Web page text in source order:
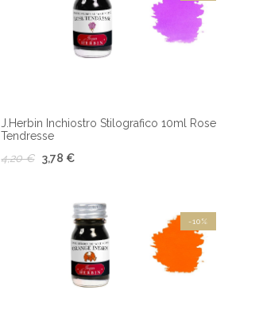
J.Herbin Inchiostro Stilografico 10ml Rose
Tendresse
4,20 €
3,78 €
-10%